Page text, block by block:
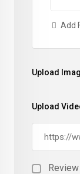
Add
Upload
Upload